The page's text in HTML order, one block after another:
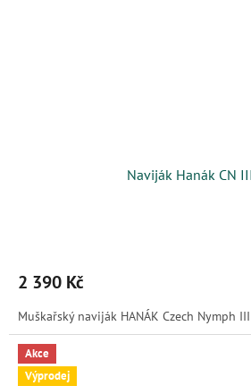
Naviják Hanák CN
2 390 Kč
Muškařský naviják HANÁK Czech Nymph
Akce
Výprodej